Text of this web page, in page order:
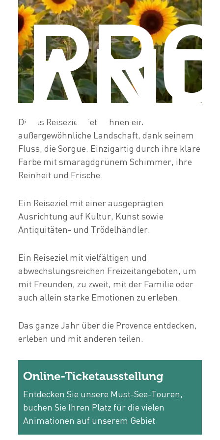
Dieses Reiseziel bietet Ihnen eine
außergewöhnliche Landschaft, dank seinem
Fluss, die Sorgue. Einzigartig durch ihre klare
Farbe mit smaragdgrünem Schimmer, ihre
Reinheit und Frische.
Ein Reiseziel mit einer ausgeprägten
Ausrichtung auf Kultur, Kunst sowie
Antiquitäten- und Trödelhändler.
Ein Reiseziel mit vielfältigen und
abwechslungsreichen Freizeitangeboten, um
mit Freunden, zu zweit, mit der Familie oder
auch allein starke Emotionen zu erleben.
Das ganze Jahr über die Provence entdecken,
erleben und mit anderen teilen.
Online-Ticketausstellung
Entdecken Sie unsere Must-See-Touren,
buchen Sie Ihren Platz für die vielen
Animationen auf unserem Gebiet